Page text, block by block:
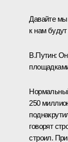
Давайте мы
к нам
В.Путин:
250
говорят
строил.